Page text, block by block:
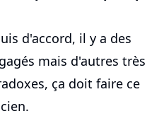
d'accord, il y a des
mais d'autres très
ça doit faire ce